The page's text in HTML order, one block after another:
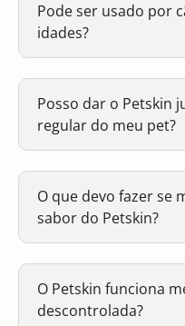
Pode ser usado por
idades?
Posso dar o Petskin
regular do meu pet?
O que devo fazer se
sabor do Petskin?
O Petskin funciona
descontrolada?